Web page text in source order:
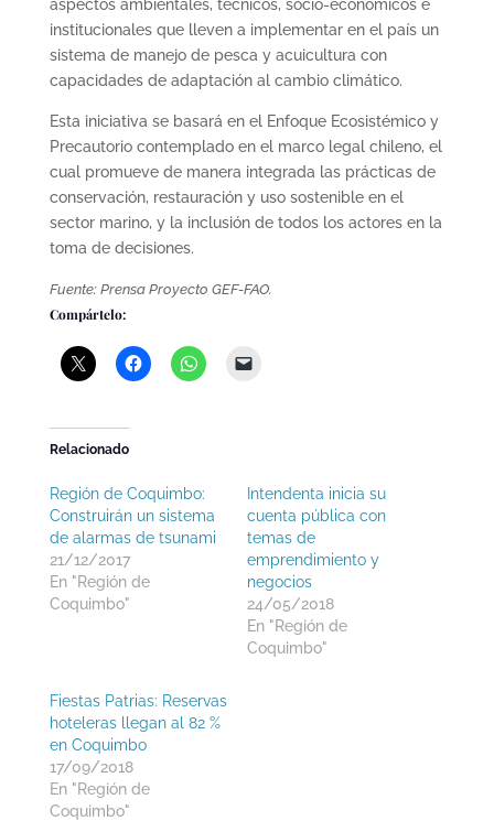
aspectos ambientales, técnicos, socio‐económicos e
institucionales que lleven a implementar en el país un
sistema de manejo de pesca y acuicultura con
capacidades de adaptación al cambio climático.
Esta iniciativa se basará en el Enfoque Ecosistémico y
Precautorio contemplado en el marco legal chileno, el
cual promueve de manera integrada las prácticas de
conservación, restauración y uso sostenible en el
sector marino, y la inclusión de todos los actores en la
toma de decisiones.
Fuente: Prensa Proyecto GEF-FAO.
Compártelo:
Relacionado
Región de Coquimbo:
Construirán un sistema
de alarmas de tsunami
21/12/2017
En "Región de
Coquimbo"
Intendenta inicia su
cuenta pública con
temas de
emprendimiento y
negocios
24/05/2018
En "Región de
Coquimbo"
Fiestas Patrias: Reservas
hoteleras llegan al 82 %
en Coquimbo
17/09/2018
En "Región de
Coquimbo"